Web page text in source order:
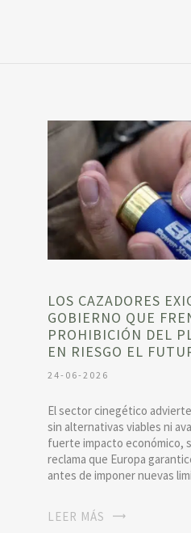
LOS CAZADORES
GOBIERNO QUE
PROHIBICIÓN DEL
EN RIESGO EL
24-06-2026
El sector cinegético
sin alternativas viables ni
fuerte impacto económico,
reclama que Europa
antes de imponer nuevas
LEER MÁS